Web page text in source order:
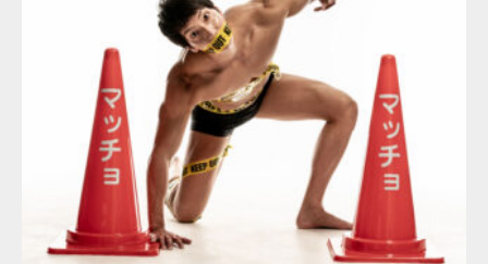
Update: 2022.01.30
Category:カラーコーンとマッチョ その他 AKIHITO(細マッチョ)
ダウンロード